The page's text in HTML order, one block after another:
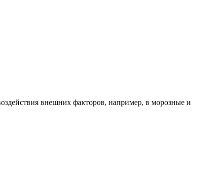
внешних факторов, например, в морозные и